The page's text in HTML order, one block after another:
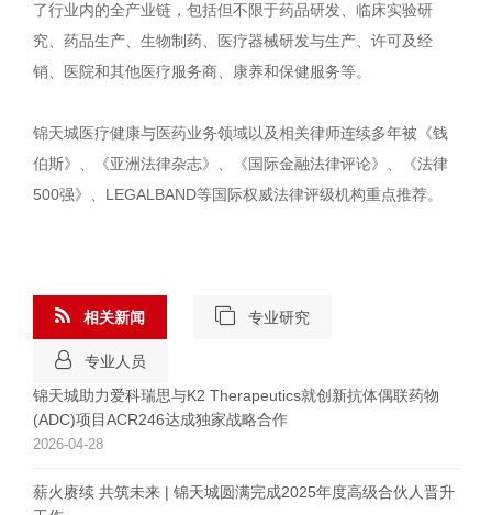
了行业内的全产业链，包括但不限于药品研发、临床实验研
究、药品生产、生物制药、医疗器械研发与生产、许可及经
销、医院和其他医疗服务商、康养和保健服务等。
锦天城医疗健康与医药业务领域以及相关律师连续多年被《钱
伯斯》、《亚洲法律杂志》、《国际金融法律评论》、《法律
500强》、LEGALBAND等国际权威法律评级机构重点推荐。
相关新闻
锦天城助力爱科瑞思与K2 Therapeutics就创新抗体偶联药物
(ADC)项目ACR246达成独家战略合作
2026-04-28
薪火赓续 共筑未来 | 锦天城圆满完成2025年度高级合伙人晋升
专业研究
专业人员